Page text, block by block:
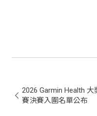
2026 Garmin Health 大
賽決賽入圍名單公布